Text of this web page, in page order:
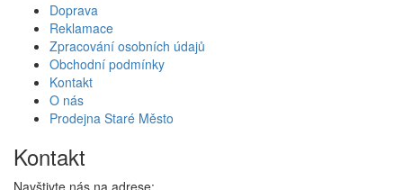
Doprava
Reklamace
Zpracování osobních údajů
Obchodní podmínky
Kontakt
O nás
Prodejna Staré Město
Kontakt